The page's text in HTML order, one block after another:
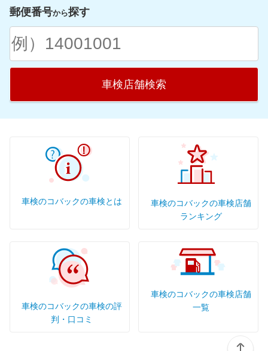
熊本県
大分県
宮崎県
鹿児島県
郵便番号から探す
車検店舗検索
車検のコバックの車検とは
車検のコバックの車検店舗
ランキング
車検のコバックの車検の評
判・口コミ
車検のコバックの車検店舗
一覧